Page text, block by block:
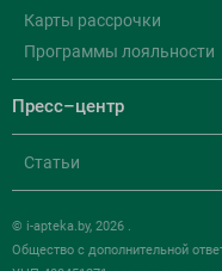
Карты рассрочки
Программы лояльности
Пресс–центр
Статьи
© i-apteka.by, 2026 .
Общество с дополнительной